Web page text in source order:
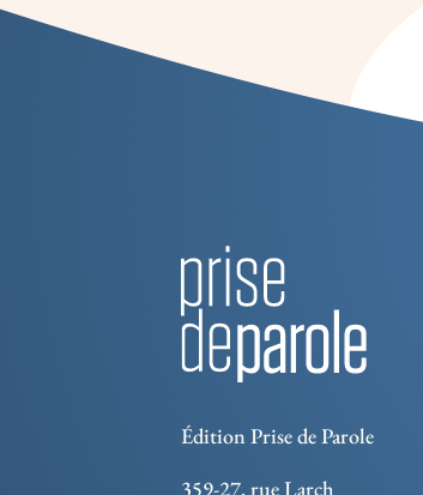
Édition Prise de Parole
359-27, rue Larch